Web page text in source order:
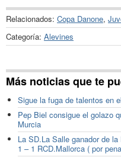
Relacionados: Copa Danone,
Categoría: Alevines
Más noticias que te
Sigue la fuga de talentos en
Pep Biel consigue el golazo
Murcia
La SD.La Salle ganador de
1 – 1 RCD.Mallorca ( por